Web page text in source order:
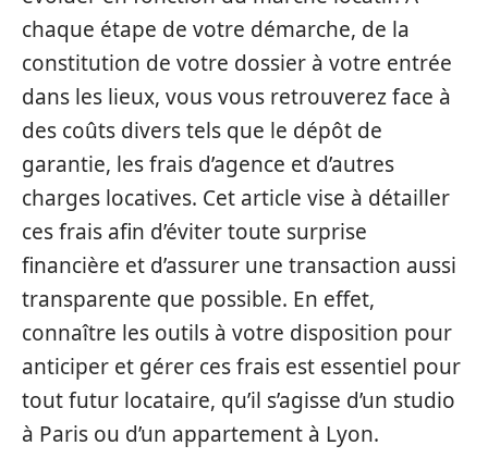
chaque étape de votre démarche, de la
constitution de votre dossier à votre entrée
dans les lieux, vous vous retrouverez face à
des coûts divers tels que le dépôt de
garantie, les frais d’agence et d’autres
charges locatives. Cet article vise à détailler
ces frais afin d’éviter toute surprise
financière et d’assurer une transaction aussi
transparente que possible. En effet,
connaître les outils à votre disposition pour
anticiper et gérer ces frais est essentiel pour
tout futur locataire, qu’il s’agisse d’un studio
à Paris ou d’un appartement à Lyon.